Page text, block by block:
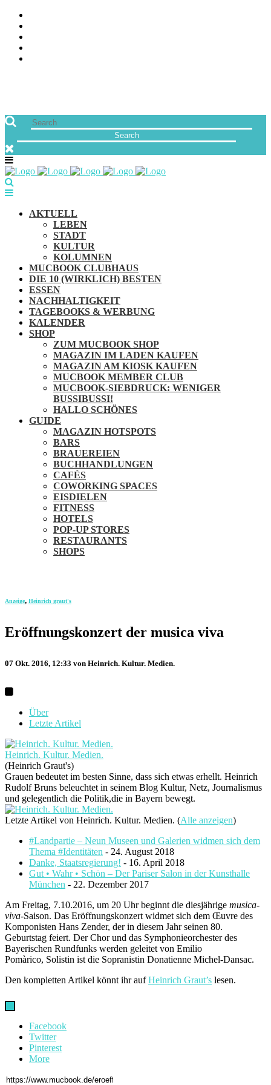
AKTUELL
LEBEN
STADT
KULTUR
KOLUMNEN
MUCBOOK CLUBHAUS
DIE 10 (WIRKLICH) BESTEN
ESSEN
NACHHALTIGKEIT
TAGEBOOKS & WERBUNG
KALENDER
SHOP
ZUM MUCBOOK SHOP
MAGAZIN IM LADEN KAUFEN
MAGAZIN AM KIOSK KAUFEN
MUCBOOK MEMBER CLUB
MUCBOOK-SIEBDRUCK: WENIGER
BUSSIBUSSI!
HALLO SCHÖNES
GUIDE
MAGAZIN HOTSPOTS
BARS
BRAUEREIEN
BUCHHANDLUNGEN
CAFÉS
COWORKING SPACES
EISDIELEN
FITNESS
HOTELS
POP-UP STORES
RESTAURANTS
SHOPS
Anzeige, Heinrich graut's
Eröffnungskonzert der musica viva
07 Okt. 2016, 12:33 von Heinrich. Kultur. Medien.
Über
Letzte Artikel
Heinrich. Kultur. Medien.
(Heinrich Graut's)
Grauen bedeutet im besten Sinne, dass sich etwas erhellt. Heinrich
Rudolf Bruns beleuchtet in seinem Blog Kultur, Netz, Journalismus
und gelegentlich die Politik,die in Bayern bewegt.
Letzte Artikel von Heinrich. Kultur. Medien. (Alle anzeigen)
#Landpartie – Neun Museen und Galerien widmen sich dem
Thema #Identitäten - 24. August 2018
Danke, Staatsregierung! - 16. April 2018
Gut • Wahr • Schön – Der Pariser Salon in der Kunsthalle
München - 22. Dezember 2017
Am Freitag, 7.10.2016, um 20 Uhr beginnt die diesjährige musica-
viva-Saison. Das Eröffnungskonzert widmet sich dem Œuvre des
Komponisten Hans Zender, der in diesem Jahr seinen 80.
Geburtstag feiert. Der Chor und das Symphonieorchester des
Bayerischen Rundfunks werden geleitet von Emilio
Pomàrico, Solistin ist die Sopranistin Donatienne Michel-Dansac.
Den kompletten Artikel könnt ihr aufHeinrich Graut’s lesen.
Facebook
Twitter
Pinterest
More